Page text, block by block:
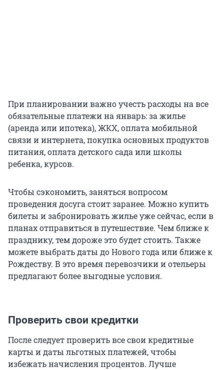
При планировании важно учесть расходы на все
обязательные платежи на январь: за жилье
(аренда или ипотека), ЖКХ, оплата мобильной
связи и интернета, покупка основных продуктов
питания, оплата детского сада или школы
ребенка, курсов.
Чтобы сэкономить, заняться вопросом
проведения досуга стоит заранее. Можно купить
билеты и забронировать жилье уже сейчас, если в
планах отправиться в путешествие. Чем ближе к
празднику, тем дороже это будет стоить. Также
можете выбрать даты до Нового года или ближе к
Рождеству. В это время перевозчики и отельеры
предлагают более выгодные условия.
Проверить свои кредитки
После следует проверить все свои кредитные
карты и даты льготных платежей, чтобы
избежать начисления процентов. Лучше